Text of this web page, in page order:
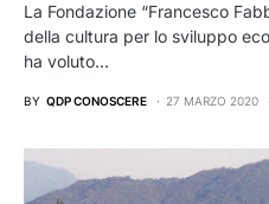
La Fondazione “Francesco
della cultura per lo sviluppo
ha voluto…
BY QDP CONOSCERE 27 MARZO 2020